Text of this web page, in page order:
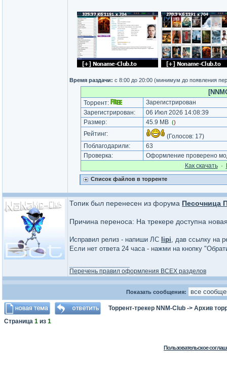
Время раздачи: с 8:00 до 20:00 (минимум до появления
Торрент:
Зарегистрирован
Зарегистрирован:
06 Июл 2026 14:08:39
Размер:
45.9 MB ()
Рейтинг: (Голосов: 17)
Поблагодарили:
63
Проверка:
Оформление проверено
Как cкачать·
Список файлов в торренте
Топик был перенесен из форума Песочница
Причина переноса: На трекере доступна
Исправил релиз - напиши ЛС lipi, дав ссылку на
Если нет ответа 24 часа - нажми на кнопку
Перечень правил оформления ВСЕХ разделов
Показать сообщения:
Торрент-трекер NNM-Club -> Архив
Страница 1 из 1
Пользовательское